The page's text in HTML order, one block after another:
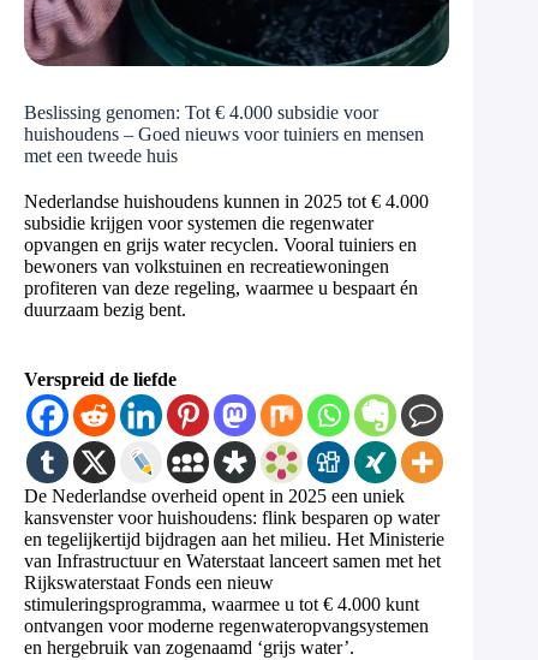
Beslissing genomen: Tot € 4.000 subsidie voor
huishoudens – Goed nieuws voor tuiniers en mensen
met een tweede huis
Nederlandse huishoudens kunnen in 2025 tot € 4.000
subsidie krijgen voor systemen die regenwater
opvangen en grijs water recyclen. Vooral tuiniers en
bewoners van volkstuinen en recreatiewoningen
profiteren van deze regeling, waarmee u bespaart én
duurzaam bezig bent.
Verspreid de liefde
De Nederlandse overheid opent in 2025 een uniek
kansvenster voor huishoudens: flink besparen op water
en tegelijkertijd bijdragen aan het milieu. Het Ministerie
van Infrastructuur en Waterstaat lanceert samen met het
Rijkswaterstaat Fonds een nieuw
stimuleringsprogramma, waarmee u tot € 4.000 kunt
ontvangen voor moderne regenwateropvangsystemen
en hergebruik van zogenaamd ‘grijs water’.